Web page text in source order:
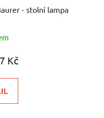
- stolní lampa
Kč